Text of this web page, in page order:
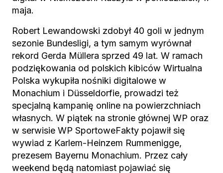
maja.
Robert Lewandowski zdobył 40 goli w jednym
sezonie Bundesligi, a tym samym wyrównał
rekord Gerda Müllera sprzed 49 lat. W ramach
podziękowania od polskich kibiców Wirtualna
Polska wykupiła nośniki digitalowe w
Monachium i Düsseldorfie, prowadzi też
specjalną kampanię online na powierzchniach
własnych. W piątek na stronie głównej WP oraz
w serwisie WP SportoweFakty pojawił się
wywiad z Karlem-Heinzem Rummenigge,
prezesem Bayernu Monachium. Przez cały
weekend będą natomiast pojawiać się